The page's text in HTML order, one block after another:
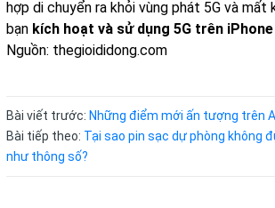
hợp di chuyển ra khỏi vùng phát 5G và mất
bạn kích hoạt và sử dụng 5G trên iPhone
Nguồn: thegioididong.com
Bài viết trước: Những điểm mới ấn tượng trên
Bài tiếp theo: Tại sao pin sạc dự phòng không
như thông số?